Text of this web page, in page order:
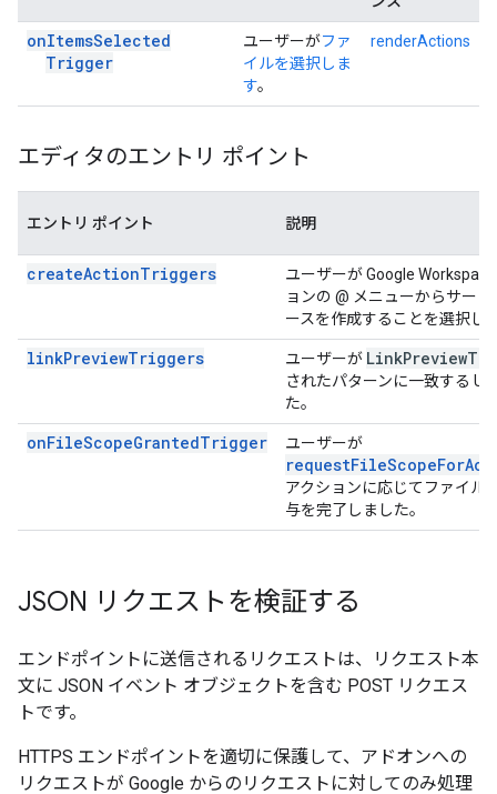
onItemsSelected
Trigger
ユーザーがファ
イルを選択しま
す。
renderActions
エディタのエントリ ポイント
エントリ ポイント 説明
createActionTriggers
ユーザーが Google
ョンの @ メニューからサー
ースを作成することを選択し
linkPreviewTriggers ユーザーが LinkPreview
されたパターンに一致する
た。
onFileScopeGrantedTrigger ユーザーが
アクションに応じてファイル
与を完了しました。
JSON リクエストを検証する
エンドポイントに送信されるリクエストは、リクエスト本
文に JSON イベント オブジェクトを含む POST リクエス
トです。
HTTPS エンドポイントを適切に保護して、アドオンへの
リクエストが Google からのリクエストに対してのみ処理